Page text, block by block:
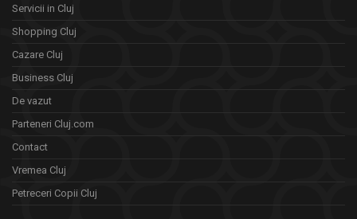
Servicii in Cluj
Shopping Cluj
Cazare Cluj
Business Cluj
De vazut
Parteneri Cluj.com
Contact
Vremea Cluj
Petreceri Copii Cluj